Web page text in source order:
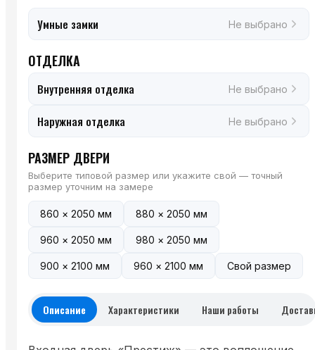
Умные замки Не выбрано
ОТДЕЛКА
Внутренняя отделка Не выбрано
Наружная отделка Не выбрано
РАЗМЕР ДВЕРИ
Выберите типовой размер или укажите свой — точный
размер уточним на замере
860 × 2050 мм 880 × 2050 мм
960 × 2050 мм 980 × 2050 мм
900 × 2100 мм 960 × 2100 мм Свой размер
Описание Характеристики Наши работы